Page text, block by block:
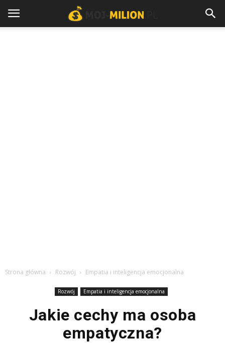
Strona główna Rozwój Empatia i inteligencja emocjonalna
Rozwój Empatia i inteligencja emocjonalna
Jakie cechy ma osoba
empatyczna?